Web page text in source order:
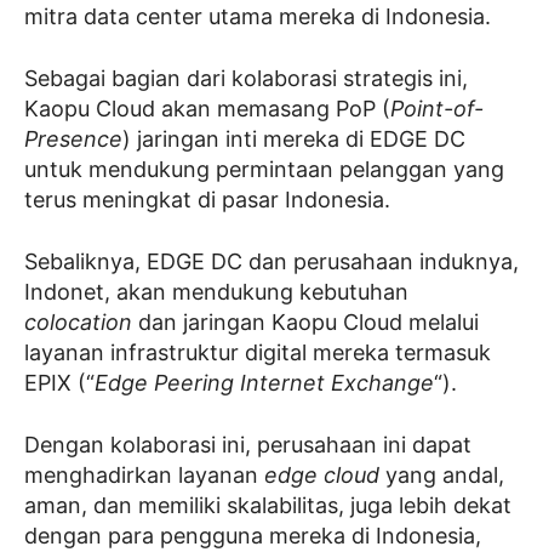
mitra data center utama mereka di Indonesia.
Sebagai bagian dari kolaborasi strategis ini,
Kaopu Cloud akan memasang PoP (Point-of-
Presence) jaringan inti mereka di EDGE DC
untuk mendukung permintaan pelanggan yang
terus meningkat di pasar Indonesia.
Sebaliknya, EDGE DC dan perusahaan induknya,
Indonet, akan mendukung kebutuhan
colocation dan jaringan Kaopu Cloud melalui
layanan infrastruktur digital mereka termasuk
EPIX (“Edge Peering Internet Exchange“).
Dengan kolaborasi ini, perusahaan ini dapat
menghadirkan layanan edge cloud yang andal,
aman, dan memiliki skalabilitas, juga lebih dekat
dengan para pengguna mereka di Indonesia,